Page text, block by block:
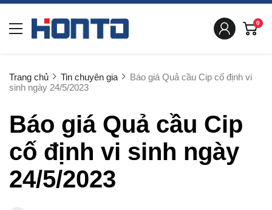
0
Trang chủ Tin chuyên gia
Báo giá Quả cầu Cip cố định vi
sinh ngày 24/5/2023
Báo giá Quả cầu Cip
cố định vi sinh ngày
24/5/2023